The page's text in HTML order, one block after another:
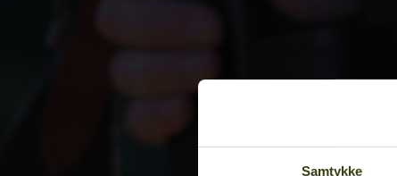
Samtykke